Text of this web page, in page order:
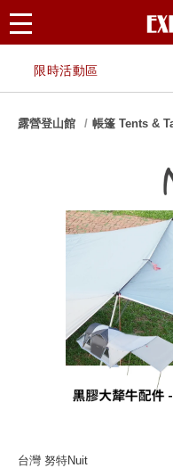
限時活動區
露營登山館 帳篷 Tents &
台灣 努特Nuit